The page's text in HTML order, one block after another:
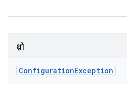
थ्रो
ConfigurationException